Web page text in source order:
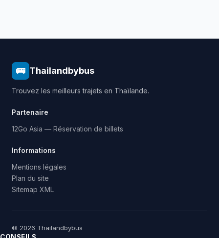
🚌 Thailandbybus
Trouvez les meilleurs trajets en Thaïlande.
Partenaire
12Go Asia — Réservation de billets
Informations
Mentions légales
Plan du site
Sitemap XML
© 2026 Thailandbybus